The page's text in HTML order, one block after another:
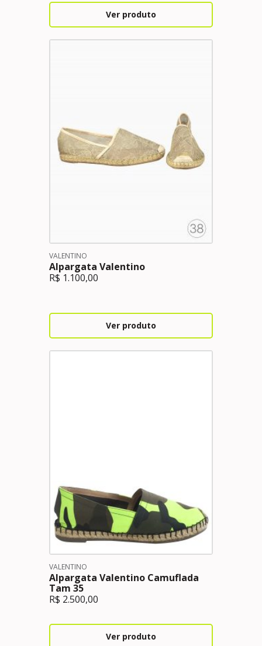
Ver produto
VALENTINO
Alpargata Valentino
R$ 1.100,00
Ver produto
VALENTINO
Alpargata Valentino Camuflada
Tam 35
R$ 2.500,00
Ver produto